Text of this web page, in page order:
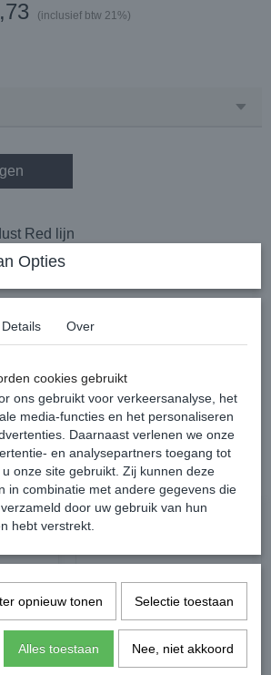
(inclusief btw 21%)
Red lijn
Red lijn heeft een lengte van
Opties
Details Over
cookies gebruikt
ons gebruikt voor verkeersanalyse, het
media-functies en het personaliseren
Daarnaast verlenen we onze
en analysepartners toegang tot
onze site gebruikt. Zij kunnen deze
in combinatie met andere gegevens die
door uw gebruik van hun
hebt verstrekt.
opnieuw tonen Selectie toestaan
Alles toestaan Nee, niet akkoord